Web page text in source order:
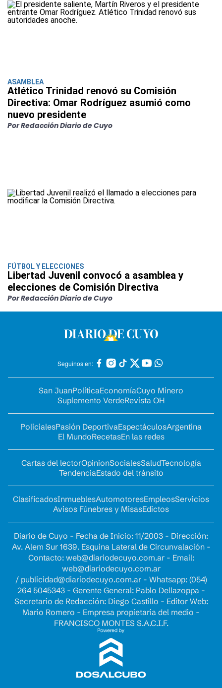
ASAMBLEA
Atlético Trinidad renovó su Comisión
Directiva: Omar Rodríguez asumió como
nuevo presidente
Por Redacción Diario de Cuyo
FÚTBOL Y ELECCIONES
Libertad Juvenil convocó a asamblea y
elecciones de Comisión Directiva
Por Redacción Diario de Cuyo
Seguinos en:
San JuanPolíticaEconomíaCuyo Minero
Suplemento VerdeRevista OH
PolicialesPasión DeportivaEspectáculosArgentina
El MundoRecetasEn las redes
Cartas del lectorOpinionSocialesSaludTecnología
TendenciaEstado del tránsito
ClasificadosInmueblesAutomotoresEmpleosServicios
Avisos Fúnebres y MisasEdictos
Diario de Cuyo - Fecha de Inicio: 11/2003 - Dirección:
Av. Alem Sur 1639. Esquina Lateral de Circunvalación -
Contacto: web@diariodecuyo.com.ar- Email:
web@diariodecuyo.com.ar
/ publicidad@diariodecuyo.com.ar- Whatsapp: (054)
264 5045343 - Gerente General: Pablo Dellazoppa -
Secretario de Redacción: Diego Castillo - Editor Web:
Mario Romero - Empresa propietaria del medio -
FRANCISCO MONTES S.A.C.I.F.